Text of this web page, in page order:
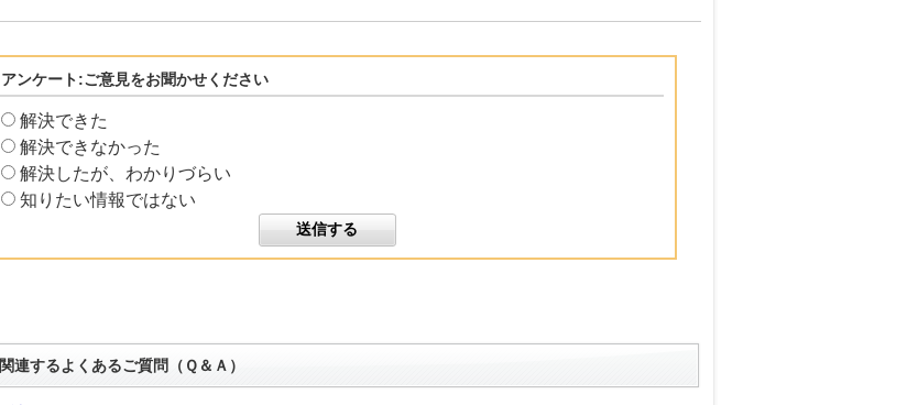
アンケート:ご意見をお聞かせください
解決できた
解決できなかった
解決したが、わかりづらい
知りたい情報ではない
関連するよくあるご質問（Ｑ＆Ａ）